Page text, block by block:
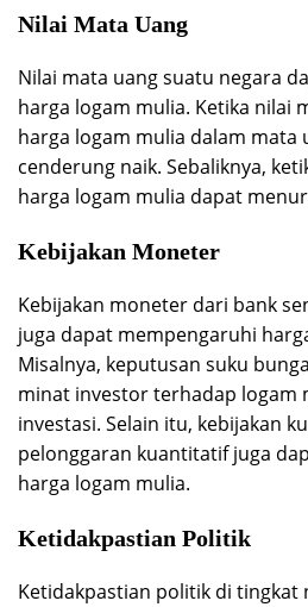
Nilai Mata Uang
Nilai mata uang suatu negara
harga logam mulia. Ketika nilai
harga logam mulia dalam mata
cenderung naik. Sebaliknya,
harga logam mulia dapat
Kebijakan Moneter
Kebijakan moneter dari bank
juga dapat mempengaruhi
Misalnya, keputusan suku
minat investor terhadap logam
investasi. Selain itu, kebijakan
pelonggaran kuantitatif juga
harga logam mulia.
Ketidakpastian Politik
Ketidakpastian politik di tingkat